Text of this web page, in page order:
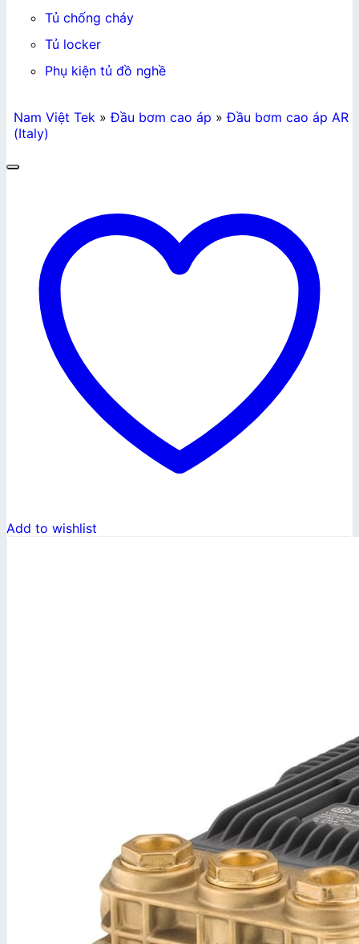
Tủ chống cháy
Tủ locker
Phụ kiện tủ đồ nghề
Nam Việt Tek»Đầu bơm cao áp »Đầu bơm cao áp AR
(Italy)
Add to wishlist